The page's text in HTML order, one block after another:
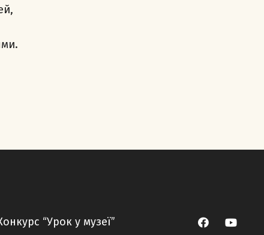
“Урок у музеї”